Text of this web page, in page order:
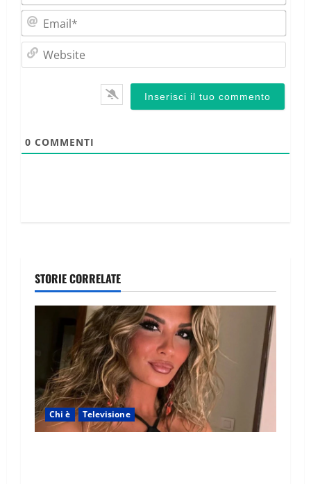
0 COMMENTI
STORIE CORRELATE
Chi è Televisione